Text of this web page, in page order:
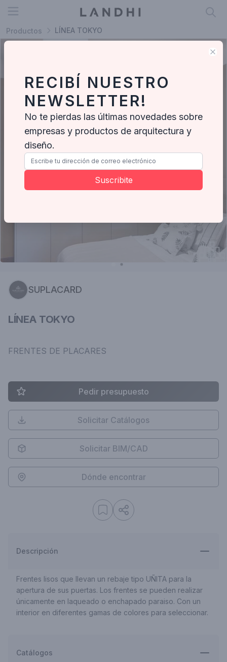
Open menu
Productos LÍNEA TOKYO
SUPLACARD
LÍNEA TOKYO
FRENTES DE PLACARES
Pedir presupuesto
Solicitar Catálogos
Solicitar BIM/CAD
Dónde encontrar
Descripción
Frentes lisos que llevan un rebaje tipo UÑITA para la
apertura de sus puertas. Los frentes se pueden realizar
únicamente en laqueado o enchapado paraiso. Con un
interior en diferentes gamas de colores para seleccionar.
Catálogos
RECIBÍ NUESTRO
NEWSLETTER!
No te pierdas las últimas novedades sobre
empresas y productos de arquitectura y
diseño.
Suscribite